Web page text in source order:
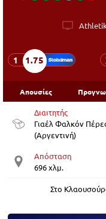
1 1.75
Απουσίες
Διαιτητής
Γιαέλ Φαλκόν
(Αργεντινή)
Απόσταση
696 χλμ.
Στο